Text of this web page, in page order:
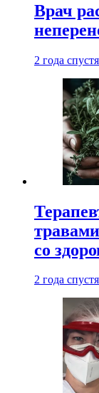
Врач
2 года спустя
со
2 года спустя